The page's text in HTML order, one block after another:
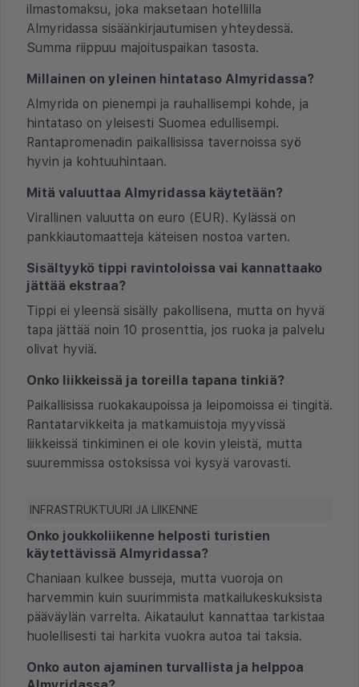
ilmastomaksu, joka maksetaan hotellilla
Almyridassa sisäänkirjautumisen yhteydessä.
Summa riippuu majoituspaikan tasosta.
Millainen on yleinen hintataso Almyridassa?
Almyrida on pienempi ja rauhallisempi kohde, ja
hintataso on yleisesti Suomea edullisempi.
Rantapromenadin paikallisissa tavernoissa syö
hyvin ja kohtuuhintaan.
Mitä valuuttaa Almyridassa käytetään?
Virallinen valuutta on euro (EUR). Kylässä on
pankkiautomaatteja käteisen nostoa varten.
Sisältyykö tippi ravintoloissa vai kannattaako
jättää ekstraa?
Tippi ei yleensä sisälly pakollisena, mutta on hyvä
tapa jättää noin 10 prosenttia, jos ruoka ja palvelu
olivat hyviä.
Onko liikkeissä ja toreilla tapana tinkiä?
Paikallisissa ruokakaupoissa ja leipomoissa ei tingitä.
Rantatarvikkeita ja matkamuistoja myyvissä
liikkeissä tinkiminen ei ole kovin yleistä, mutta
suuremmissa ostoksissa voi kysyä varovasti.
INFRASTRUKTUURI JA LIIKENNE
Onko joukkoliikenne helposti turistien
käytettävissä Almyridassa?
Chaniaan kulkee busseja, mutta vuoroja on
harvemmin kuin suurimmista matkailukeskuksista
pääväylän varrelta. Aikataulut kannattaa tarkistaa
huolellisesti tai harkita vuokra autoa tai taksia.
Onko auton ajaminen turvallista ja helppoa